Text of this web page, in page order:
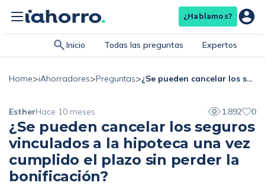
¿Hablamos?
Inicio Todas las preguntas Expertos
Home>iAhorradores>Preguntas> ¿Se pueden cancelar los seguros vinculados a la hipoteca una vez cumplido el plazo sin perder la bonificación?
EstherHace 10 meses 1.892 0
¿Se pueden cancelar los seguros
vinculados a la hipoteca una vez
cumplido el plazo sin perder la
bonificación?